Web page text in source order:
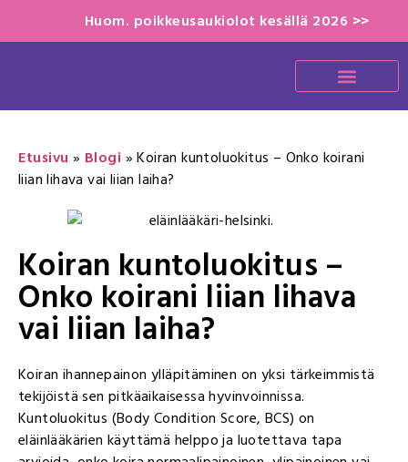
Huom. poikkeusaukiolot kesällä 2026 >>
Etusivu » Blogi »Koiran kuntoluokitus – Onko koirani
liian lihava vai liian laiha?
Koiran kuntoluokitus –
Onko koirani liian lihava
vai liian laiha?
Koiran ihannepainon ylläpitäminen on yksi tärkeimmistä
tekijöistä sen pitkäaikaisessa hyvinvoinnissa.
Kuntoluokitus (Body Condition Score, BCS) on
eläinlääkärien käyttämä helppo ja luotettava tapa